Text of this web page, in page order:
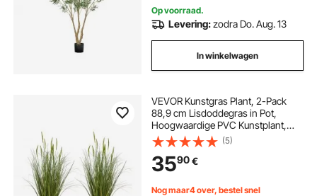
Op voorraad.
Levering:zodra Do. Aug. 13
In winkelwagen
VEVOR Kunstgras Plant, 2-Pack
88,9 cm Lisdoddegras in Pot,
Hoogwaardige PVC Kunstplant,
Kunstmatige Groene Planten,
Struiken voor Binnen en Buiten,
Huis, Tuin, Kantoor,
Kamerdecoratie, Housewarming
Party, Groen
(5)
3590€
Nog maar4 over, bestel snel